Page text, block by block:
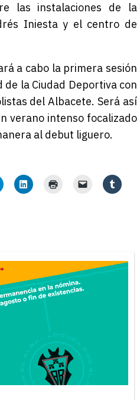
las instalaciones de la
Iniesta y el centro de
a cabo la primera sesión
de la Ciudad Deportiva con
del Albacete. Será así
verano intenso focalizado
al debut liguero.